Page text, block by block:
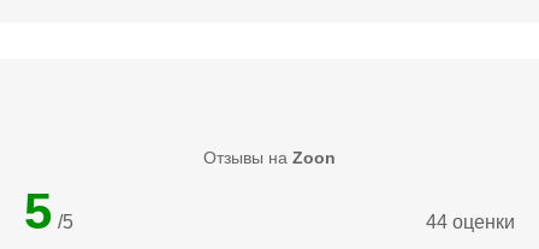
Отзывы на Zoon
5 /5 44 оценки